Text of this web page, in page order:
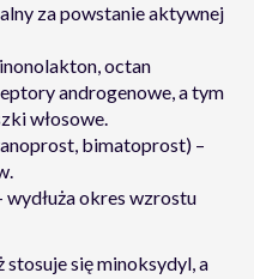
za powstanie aktywnej
octan
androgenowe, a tym
włosowe.
bimatoprost) –
okres wzrostu
się minoksydyl, a